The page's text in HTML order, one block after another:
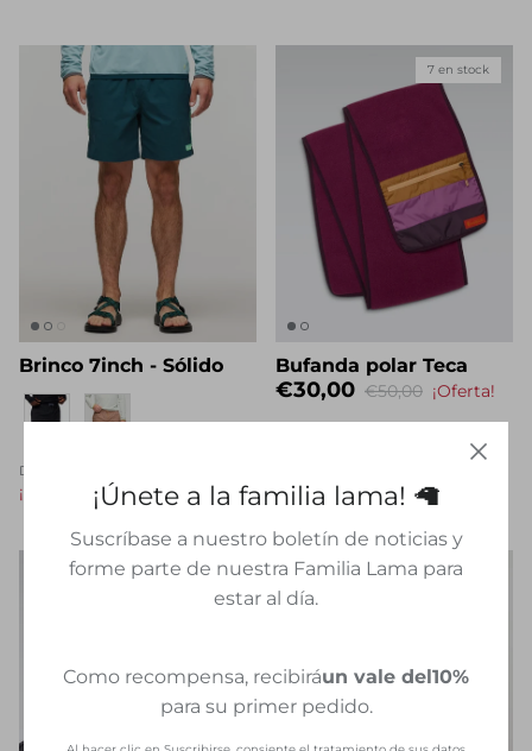
Brinco 7inch - Sólido
Eigenname
De
¡Oferta!
7 en stock
Bufanda polar Teca
€30,00 €50,00 ¡Oferta!
¡Únete a la familia lama! 🦙
Suscríbase a nuestro boletín de noticias y
forme parte de nuestra Familia Lama para
estar al día.
Como recompensa, recibiráun vale del10%
para su primer pedido.